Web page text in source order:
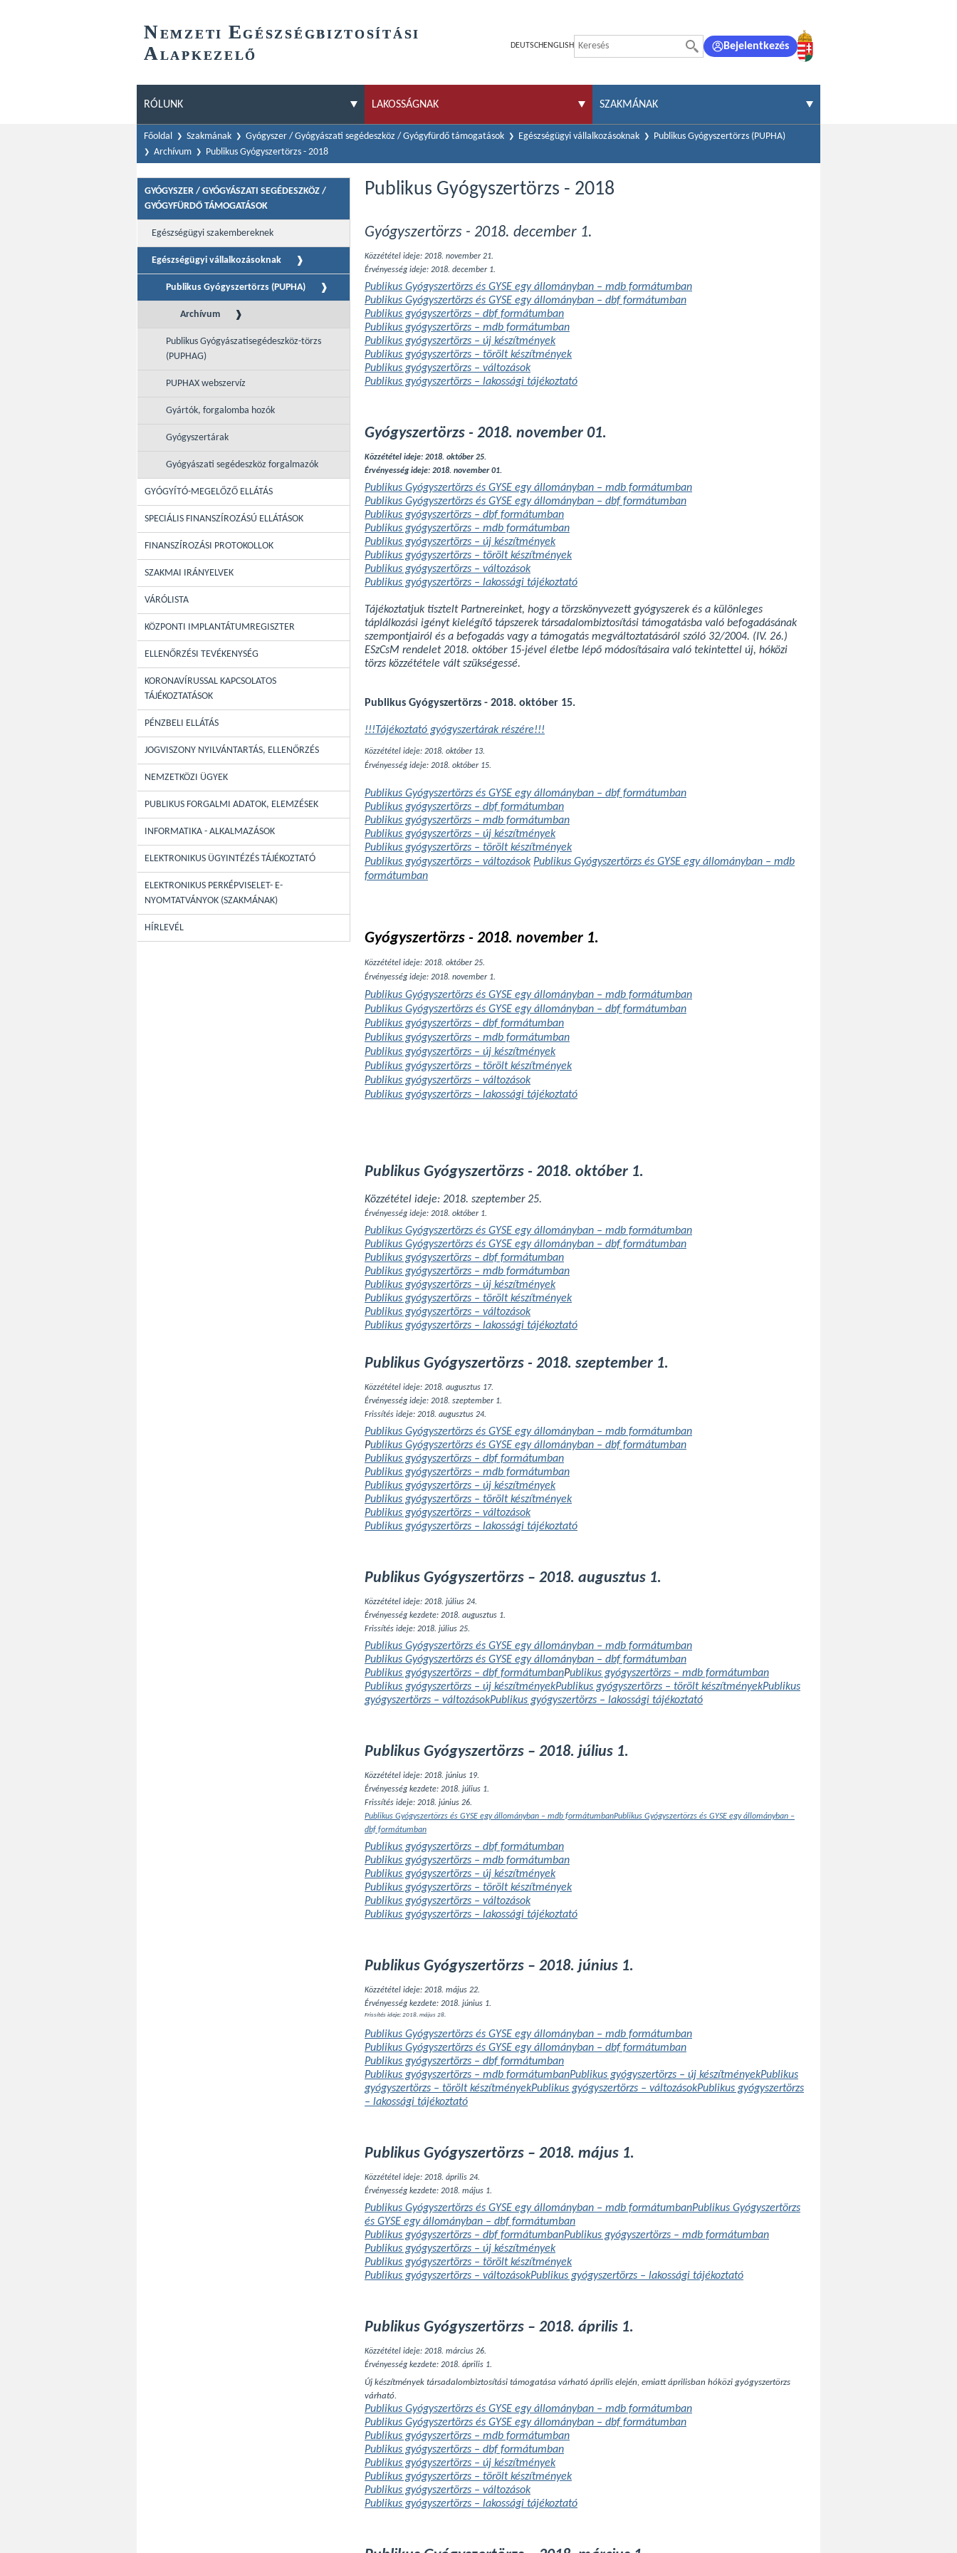
NEMZETI EGÉSZSÉGBIZTOSÍTÁSI
ALAPKEZELŐ
DEUTSCH ENGLISH Bejelentkezés
RÓLUNK LAKOSSÁGNAK SZAKMÁNAK
Főoldal Szakmának Gyógyszer / Gyógyászati segédeszköz / Gyógyfürdő támogatások Egészségügyi vállalkozásoknak
Publikus Gyógyszertörzs (PUPHA)
Archívum
Publikus Gyógyszertörzs - 2018
GYÓGYSZER / GYÓGYÁSZATI SEGÉDESZKÖZ /
GYÓGYFÜRDŐ TÁMOGATÁSOK
Egészségügyi szakembereknek
Egészségügyi vállalkozásoknak
Publikus Gyógyszertörzs (PUPHA)
Archívum
Publikus Gyógyászatisegédeszköz-törzs
(PUPHAG)
PUPHAX webszervíz
Gyártók, forgalomba hozók
Gyógyszertárak
Gyógyászati segédeszköz forgalmazók
GYÓGYÍTÓ-MEGELŐZŐ ELLÁTÁS
SPECIÁLIS FINANSZÍROZÁSÚ ELLÁTÁSOK
FINANSZÍROZÁSI PROTOKOLLOK
SZAKMAI IRÁNYELVEK
VÁRÓLISTA
KÖZPONTI IMPLANTÁTUMREGISZTER
ELLENŐRZÉSI TEVÉKENYSÉG
KORONAVÍRUSSAL KAPCSOLATOS
TÁJÉKOZTATÁSOK
PÉNZBELI ELLÁTÁS
JOGVISZONY NYILVÁNTARTÁS, ELLENŐRZÉS
NEMZETKÖZI ÜGYEK
PUBLIKUS FORGALMI ADATOK, ELEMZÉSEK
INFORMATIKA - ALKALMAZÁSOK
ELEKTRONIKUS ÜGYINTÉZÉS TÁJÉKOZTATÓ
ELEKTRONIKUS PERKÉPVISELET- E-
NYOMTATVÁNYOK (SZAKMÁNAK)
HÍRLEVÉL
Publikus Gyógyszertörzs - 2018
Gyógyszertörzs - 2018. december 1.
Közzététel ideje: 2018. november 21.
Érvényesség ideje: 2018. december 1.
Publikus Gyógyszertörzs és GYSE egy állományban – mdb formátumban
Publikus Gyógyszertörzs és GYSE egy állományban – dbf formátumban
Publikus gyógyszertörzs – dbf formátumban
Publikus gyógyszertörzs – mdb formátumban
Publikus gyógyszertörzs – új készítmények
Publikus gyógyszertörzs – törölt készítmények
Publikus gyógyszertörzs – változások
Publikus gyógyszertörzs – lakossági tájékoztató
Gyógyszertörzs - 2018. november 01.
Közzététel ideje: 2018. október 25.
Érvényesség ideje: 2018. november 01.
Publikus Gyógyszertörzs és GYSE egy állományban – mdb formátumban
Publikus Gyógyszertörzs és GYSE egy állományban – dbf formátumban
Publikus gyógyszertörzs – dbf formátumban
Publikus gyógyszertörzs – mdb formátumban
Publikus gyógyszertörzs – új készítmények
Publikus gyógyszertörzs – törölt készítmények
Publikus gyógyszertörzs – változások
Publikus gyógyszertörzs – lakossági tájékoztató
Tájékoztatjuk tisztelt Partnereinket, hogy a törzskönyvezett gyógyszerek és a különleges
táplálkozási igényt kielégítő tápszerek társadalombiztosítási támogatásba való befogadásának
szempontjairól és a befogadás vagy a támogatás megváltoztatásáról szóló 32/2004. (IV. 26.)
ESzCsM rendelet 2018. október 15-jével életbe lépő módosításaira való tekintettel új, hóközi
törzs közzététele vált szükségessé.
Publikus Gyógyszertörzs - 2018. október 15.
!!!Tájékoztató gyógyszertárak részére!!!
Közzététel ideje: 2018. október 13.
Érvényesség ideje: 2018. október 15.
Publikus Gyógyszertörzs és GYSE egy állományban – dbf formátumban
Publikus gyógyszertörzs – dbf formátumban
Publikus gyógyszertörzs – mdb formátumban
Publikus gyógyszertörzs – új készítmények
Publikus gyógyszertörzs – törölt készítmények
Publikus gyógyszertörzs – változások Publikus Gyógyszertörzs és GYSE egy állományban – mdb
formátumban
Gyógyszertörzs - 2018. november 1.
Közzététel ideje: 2018. október 25.
Érvényesség ideje: 2018. november 1.
Publikus Gyógyszertörzs és GYSE egy állományban – mdb formátumban
Publikus Gyógyszertörzs és GYSE egy állományban – dbf formátumban
Publikus gyógyszertörzs – dbf formátumban
Publikus gyógyszertörzs – mdb formátumban
Publikus gyógyszertörzs – új készítmények
Publikus gyógyszertörzs – törölt készítmények
Publikus gyógyszertörzs – változások
Publikus gyógyszertörzs – lakossági tájékoztató
Publikus Gyógyszertörzs - 2018. október 1.
Közzététel ideje: 2018. szeptember 25.
Érvényesség ideje: 2018. október 1.
Publikus Gyógyszertörzs és GYSE egy állományban – mdb formátumban
Publikus Gyógyszertörzs és GYSE egy állományban – dbf formátumban
Publikus gyógyszertörzs – dbf formátumban
Publikus gyógyszertörzs – mdb formátumban
Publikus gyógyszertörzs – új készítmények
Publikus gyógyszertörzs – törölt készítmények
Publikus gyógyszertörzs – változások
Publikus gyógyszertörzs – lakossági tájékoztató
Publikus Gyógyszertörzs - 2018. szeptember 1.
Közzététel ideje: 2018. augusztus 17.
Érvényesség ideje: 2018. szeptember 1.
Frissítés ideje: 2018. augusztus 24.
Publikus Gyógyszertörzs és GYSE egy állományban – mdb formátumban
Publikus Gyógyszertörzs és GYSE egy állományban – dbf formátumban
Publikus gyógyszertörzs – dbf formátumban
Publikus gyógyszertörzs – mdb formátumban
Publikus gyógyszertörzs – új készítmények
Publikus gyógyszertörzs – törölt készítmények
Publikus gyógyszertörzs – változások
Publikus gyógyszertörzs – lakossági tájékoztató
Publikus Gyógyszertörzs – 2018. augusztus 1.
Közzététel ideje: 2018. július 24.
Érvényesség kezdete: 2018. augusztus 1.
Frissítés ideje: 2018. július 25.
Publikus Gyógyszertörzs és GYSE egy állományban – mdb formátumban
Publikus Gyógyszertörzs és GYSE egy állományban – dbf formátumban
Publikus gyógyszertörzs – dbf formátumbanPublikus gyógyszertörzs – mdb formátumban
Publikus gyógyszertörzs – új készítményekPublikus gyógyszertörzs – törölt készítményekPublikus
gyógyszertörzs – változásokPublikus gyógyszertörzs – lakossági tájékoztató
Publikus Gyógyszertörzs – 2018. július 1.
Közzététel ideje: 2018. június 19.
Érvényesség kezdete: 2018. július 1.
Frissítés ideje: 2018. június 26.
Publikus Gyógyszertörzs és GYSE egy állományban – mdb formátumbanPublikus Gyógyszertörzs és GYSE egy állományban –
dbf formátumban
Publikus gyógyszertörzs – dbf formátumban
Publikus gyógyszertörzs – mdb formátumban
Publikus gyógyszertörzs – új készítmények
Publikus gyógyszertörzs – törölt készítmények
Publikus gyógyszertörzs – változások
Publikus gyógyszertörzs – lakossági tájékoztató
Publikus Gyógyszertörzs – 2018. június 1.
Közzététel ideje: 2018. május 22.
Érvényesség kezdete: 2018. június 1.
Frissítés ideje: 2018. május 28.
Publikus Gyógyszertörzs és GYSE egy állományban – mdb formátumban
Publikus Gyógyszertörzs és GYSE egy állományban – dbf formátumban
Publikus gyógyszertörzs – dbf formátumban
Publikus gyógyszertörzs – mdb formátumbanPublikus gyógyszertörzs – új készítményekPublikus
gyógyszertörzs – törölt készítményekPublikus gyógyszertörzs – változásokPublikus gyógyszertörzs
– lakossági tájékoztató
Publikus Gyógyszertörzs – 2018. május 1.
Közzététel ideje: 2018. április 24.
Érvényesség kezdete: 2018. május 1.
Publikus Gyógyszertörzs és GYSE egy állományban – mdb formátumbanPublikus Gyógyszertörzs
és GYSE egy állományban – dbf formátumban
Publikus gyógyszertörzs – dbf formátumbanPublikus gyógyszertörzs – mdb formátumban
Publikus gyógyszertörzs – új készítmények
Publikus gyógyszertörzs – törölt készítmények
Publikus gyógyszertörzs – változásokPublikus gyógyszertörzs – lakossági tájékoztató
Publikus Gyógyszertörzs – 2018. április 1.
Közzététel ideje: 2018. március 26.
Érvényesség kezdete: 2018. április 1.
Új készítmények társadalombiztosítási támogatása várható április elején, emiatt áprilisban hóközi gyógyszertörzs
várható.
Publikus Gyógyszertörzs és GYSE egy állományban – mdb formátumban
Publikus Gyógyszertörzs és GYSE egy állományban – dbf formátumban
Publikus gyógyszertörzs – mdb formátumban
Publikus gyógyszertörzs – dbf formátumban
Publikus gyógyszertörzs – új készítmények
Publikus gyógyszertörzs – törölt készítmények
Publikus gyógyszertörzs – változások
Publikus gyógyszertörzs – lakossági tájékoztató